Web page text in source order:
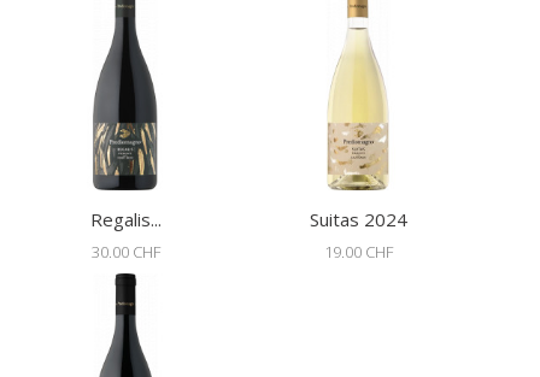
Regalis...
30.00 CHF
Suitas 2024
19.00 CHF